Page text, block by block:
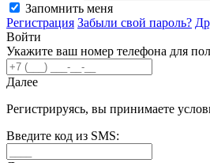
Запомнить меня
Регистрация Забыли свой пароль?
Войти
Укажите ваш номер телефона для
Далее
Регистрируясь, вы принимаете
Введите код из SMS: